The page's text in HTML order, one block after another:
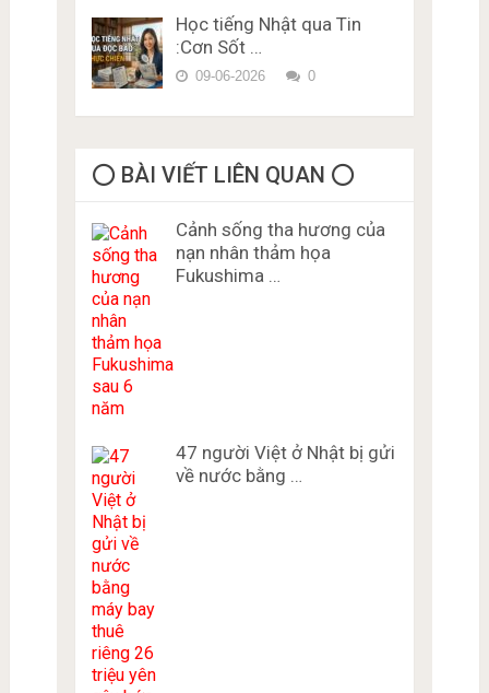
Học tiếng Nhật qua Tin
:Cơn Sốt …
09-06-2026 0
⭕️ BÀI VIẾT LIÊN QUAN ⭕️
Cảnh sống tha hương của
nạn nhân thảm họa
Fukushima …
47 người Việt ở Nhật bị gửi
về nước bằng …